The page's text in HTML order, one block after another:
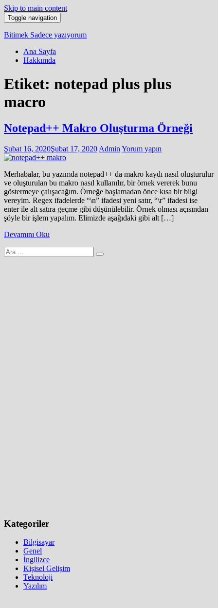
Skip to main content
Toggle navigation
Bitimek Sadece yazıyorum
Ana Sayfa
Hakkımda
Etiket: notepad plus plus
macro
Notepad++ Makro Oluşturma Örneği
Şubat 16, 2020Şubat 17, 2020 Admin Yorum yapın
Merhabalar, bu yazımda notepad++ da makro kaydı nasıl oluşturulur
ve oluşturulan bu makro nasıl kullanılır, bir örnek vererek bunu
göstermeye çalışacağım. Örneğe başlamadan önce kısa bir bilgi
vereyim. Regex ifadelerde “\n” ifadesi yeni satır, “\r” ifadesi ise
enter ile alt satıra geçme gibi düşünülebilir. Örnek olması açısından
şöyle bir işlem yapalım. Elimizde aşağıdaki gibi alt […]
Devamını Oku
Arama
yap:
Kategoriler
Bilgisayar
Genel
İngilizce
Kişisel Gelişim
Teknoloji
Yazılım